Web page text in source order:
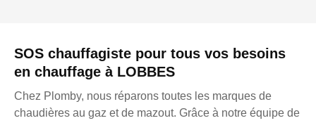
SOS chauffagiste pour tous vos besoins
en chauffage à LOBBES
Chez Plomby, nous réparons toutes les marques de
chaudières au gaz et de mazout. Grâce à notre équipe de